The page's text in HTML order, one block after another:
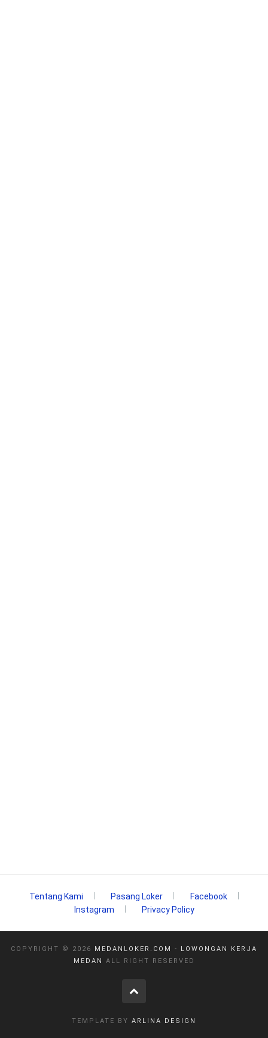
Tentang Kami Pasang Loker
Facebook
Instagram
Privacy Policy
COPYRIGHT © 2026
MEDANLOKER.COM - LOWONGAN KERJA
MEDAN
ALL RIGHT RESERVED
TEMPLATE BY ARLINA DESIGN